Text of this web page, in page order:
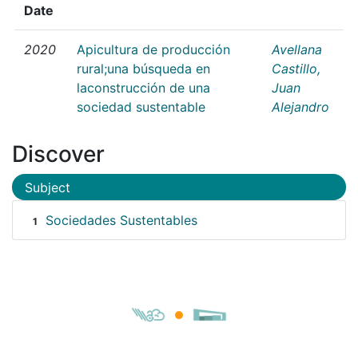
Date
2020
Apicultura de producción
rural;una búsqueda en
laconstrucción de una
sociedad sustentable
Avellana
Castillo,
Juan
Alejandro
Discover
Subject
1 Sociedades Sustentables